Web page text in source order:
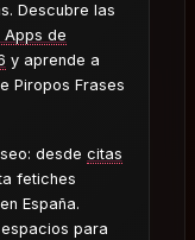
Descubre las
Apps de
y aprende a
Piropos Frases
desde citas
fetiches
España.
para